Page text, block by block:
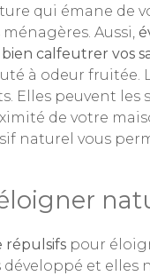
qui émane de
Aussi,
calfeutrer vos
à odeur
Elles peuvent
de votre
naturel vous
répulsifs pour
développé et